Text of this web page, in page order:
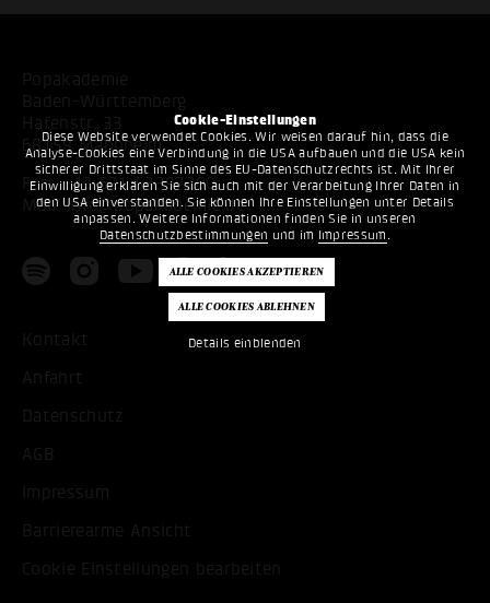
Cookie-Einstellungen
Diese Website verwendet Cookies. Wir weisen darauf hin, dass die
Analyse-Cookies eine Verbindung in die USA aufbauen und die USA kein
sicherer Drittstaat im Sinne des EU-Datenschutzrechts ist. Mit Ihrer
Einwilligung erklären Sie sich auch mit der Verarbeitung Ihrer Daten in
den USA einverstanden. Sie können Ihre Einstellungen unter Details
anpassen. Weitere Informationen finden Sie in unseren
Datenschutzbestimmungen und im Impressum .
Details einblenden
Popakademie
Baden-Württemberg
Hafenstr. 33
68159 Mannheim
Fon:+49 621 53397200
Mail:info@popakademie.de
Kontakt
Anfahrt
Datenschutz
AGB
Impressum
Barrierearme Ansicht
Cookie Einstellungen bearbeiten